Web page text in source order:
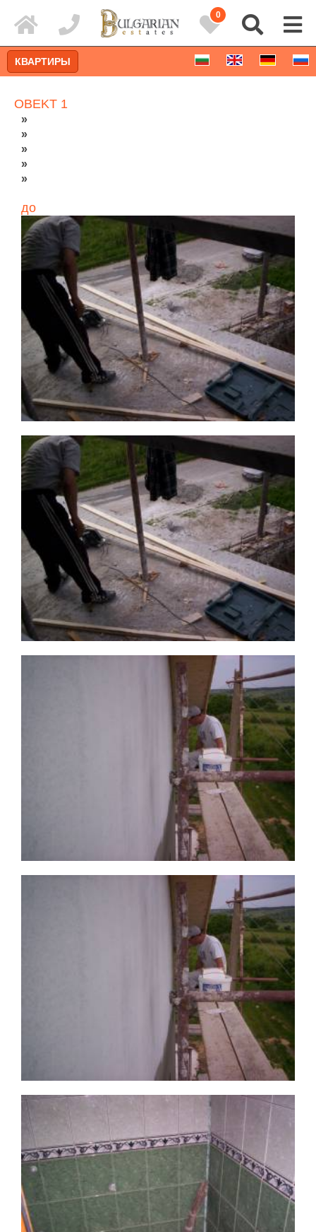
0
Расширенный поиск
КВАРТИРЫ
OBEKT 1
»
»
»
»
»
до